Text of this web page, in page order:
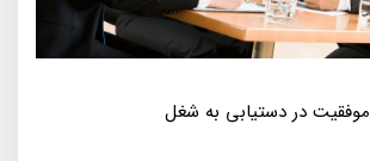
موفقیت در دستیابی به شغل